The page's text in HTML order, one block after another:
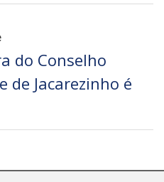
do Conselho
de Jacarezinho é